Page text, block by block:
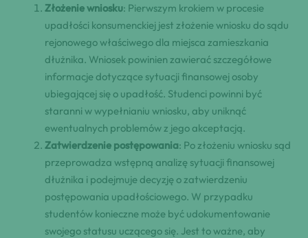
Złożenie wniosku: Pierwszym krokiem w procesie
upadłości konsumenckiej jest złożenie wniosku do sądu
rejonowego właściwego dla miejsca zamieszkania
dłużnika. Wniosek powinien zawierać szczegółowe
informacje dotyczące sytuacji finansowej osoby
ubiegającej się o upadłość. Studenci powinni być
staranni w wypełnianiu wniosku, aby uniknąć
ewentualnych problemów z jego akceptacją.
Zatwierdzenie postępowania: Po złożeniu wniosku sąd
przeprowadza wstępną analizę sytuacji finansowej
dłużnika i podejmuje decyzję o zatwierdzeniu
postępowania upadłościowego. W przypadku
studentów konieczne może być udokumentowanie
swojego statusu uczącego się. Jest to ważne, aby